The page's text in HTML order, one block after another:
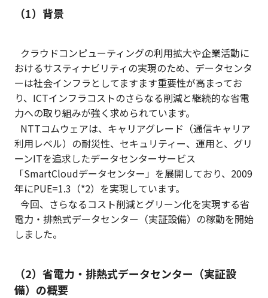
（1）背景
クラウドコンピューティングの利用拡大や企業活動に
おけるサスティナビリティの実現のため、データセンタ
ーは社会インフラとしてますます重要性が高まってお
り、ICTインフラコストのさらなる削減と継続的な省電
力への取り組みが強く求められています。
NTTコムウェアは、キャリアグレード（通信キャリア
利用レベル）の耐災性、セキュリティー、運用と、グリ
ーンITを追求したデータセンターサービス
「SmartCloudデータセンター」を展開しており、2009
年にPUE=1.3（*2）を実現しています。
今回、さらなるコスト削減とグリーン化を実現する省
電力・排熱式データセンター（実証設備）の稼動を開始
しました。
（2）省電力・排熱式データセンター（実証設
備）の概要